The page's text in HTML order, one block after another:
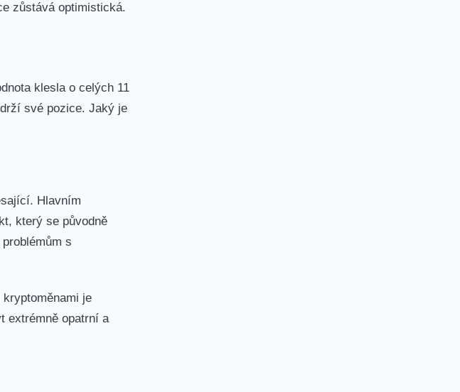
zůstává optimistická.
klesla ​o celých 11
své pozice. Jaký⁣ je
Hlavním
který se původně
s
je
extrémně opatrní a